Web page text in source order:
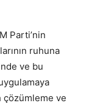
Parti’nin
ruhuna
ve bu
çözümleme ve